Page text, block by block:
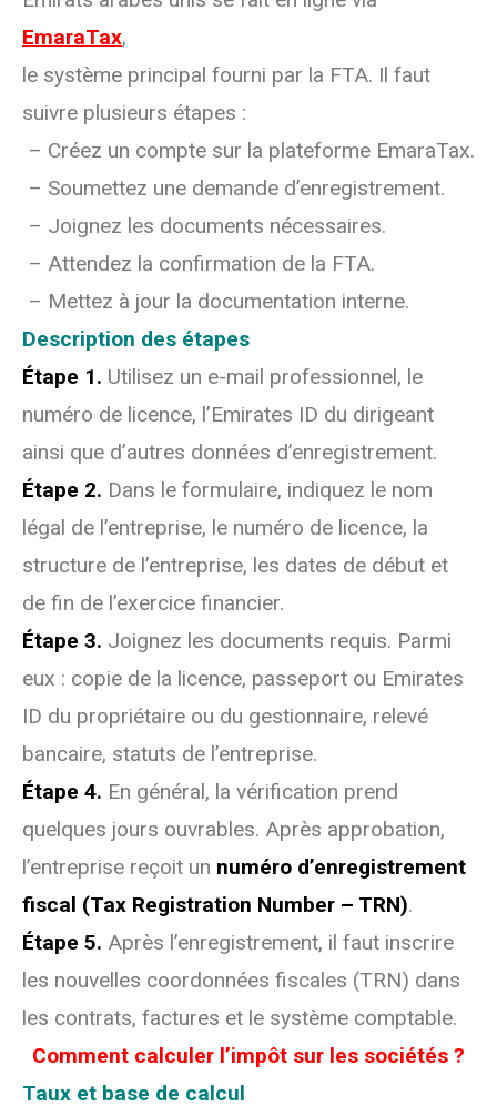
EmaraTax,
le système principal fourni par la FTA. Il faut
suivre plusieurs étapes :
– Créez un compte sur la plateforme EmaraTax.
– Soumettez une demande d’enregistrement.
– Joignez les documents nécessaires.
– Attendez la confirmation de la FTA.
– Mettez à jour la documentation interne.
Description des étapes
Étape 1. Utilisez un e-mail professionnel, le
numéro de licence, l’Emirates ID du dirigeant
ainsi que d’autres données d’enregistrement.
Étape 2. Dans le formulaire, indiquez le nom
légal de l’entreprise, le numéro de licence, la
structure de l’entreprise, les dates de début et
de fin de l’exercice financier.
Étape 3. Joignez les documents requis. Parmi
eux : copie de la licence, passeport ou Emirates
ID du propriétaire ou du gestionnaire, relevé
bancaire, statuts de l’entreprise.
Étape 4. En général, la vérification prend
quelques jours ouvrables. Après approbation,
l’entreprise reçoit un numéro d’enregistrement
fiscal (Tax Registration Number – TRN).
Étape 5. Après l’enregistrement, il faut inscrire
les nouvelles coordonnées fiscales (TRN) dans
les contrats, factures et le système comptable.
Comment calculer l’impôt sur les sociétés ?
Taux et base de calcul